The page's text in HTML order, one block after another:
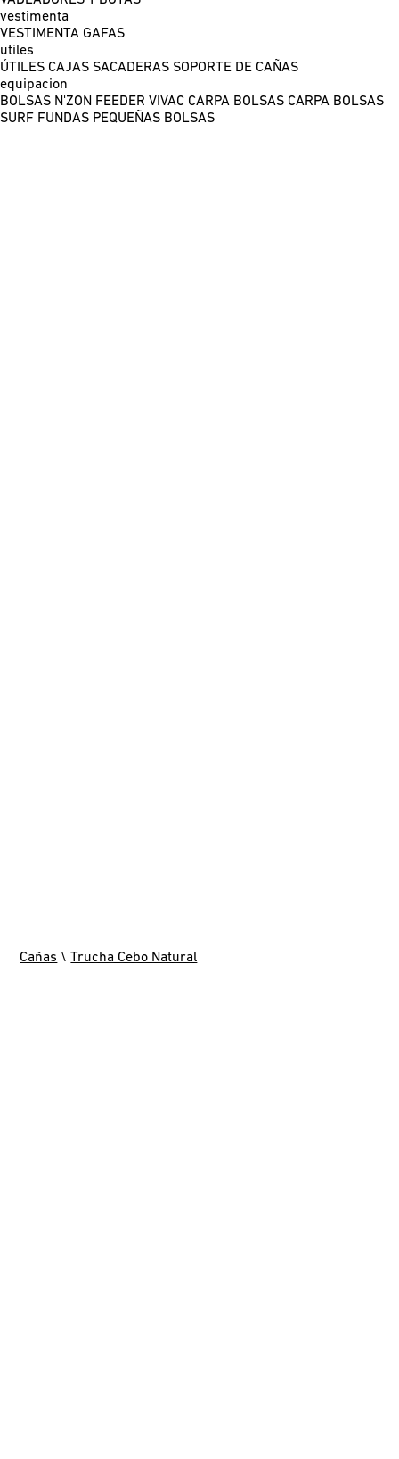
vestimenta
VESTIMENTA GAFAS
utiles
ÚTILES CAJAS SACADERAS SOPORTE DE CAÑAS
equipacion
BOLSAS N'ZON FEEDER VIVAC CARPA BOLSAS CARPA BOLSAS
SURF FUNDAS PEQUEÑAS BOLSAS
Cañas \Trucha Cebo Natural